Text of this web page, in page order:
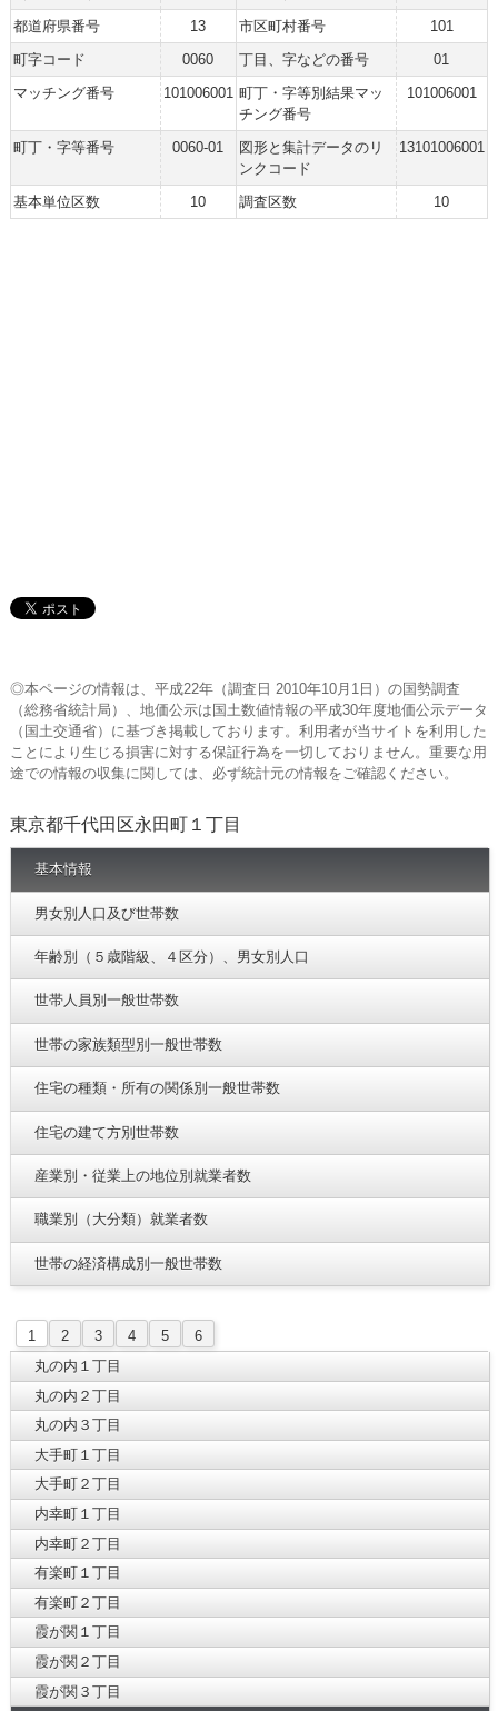
都道府県番号
13 市区町村番号
101
町字コード
0060 丁目、字などの番号
01
マッチング番号
101006001 町丁・字等別結果マッ
チング番号
101006001
町丁・字等番号 0060-01
図形と集計データのリ
ンクコード
13101006001
基本単位区数 10 調査区数 10
◎本ページの情報は、平成22年（調査日 2010年10月1日）の国勢調査
（総務省統計局）、地価公示は国土数値情報の平成30年度地価公示データ
（国土交通省）に基づき掲載しております。利用者が当サイトを利用した
ことにより生じる損害に対する保証行為を一切しておりません。重要な用
途での情報の収集に関しては、必ず統計元の情報をご確認ください。
東京都千代田区永田町１丁目
基本情報
男女別人口及び世帯数
年齢別（５歳階級、４区分）、男女別人口
世帯人員別一般世帯数
世帯の家族類型別一般世帯数
住宅の種類・所有の関係別一般世帯数
住宅の建て方別世帯数
産業別・従業上の地位別就業者数
職業別（大分類）就業者数
世帯の経済構成別一般世帯数
1 2 3 4 5
6
丸の内１丁目
丸の内２丁目
丸の内３丁目
大手町１丁目
大手町２丁目
内幸町１丁目
内幸町２丁目
有楽町１丁目
有楽町２丁目
霞が関１丁目
霞が関２丁目
霞が関３丁目